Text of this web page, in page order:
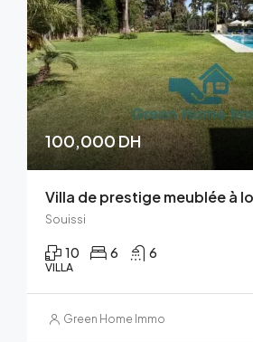
100,000 DH
Souissi
10 6 6
VILLA
Green Home Immo